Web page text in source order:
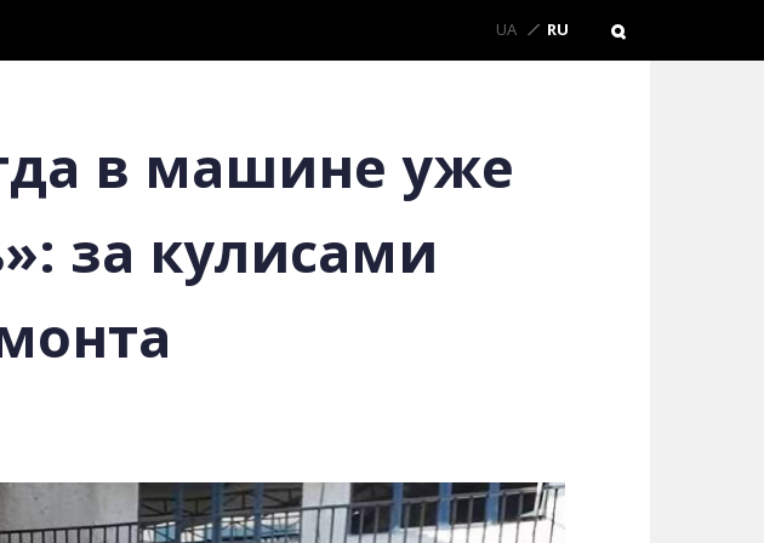
UA RU
в машине уже
за кулисами